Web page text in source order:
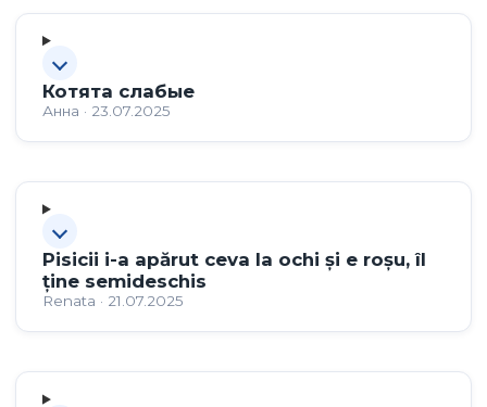
Котята слабые
Анна · 23.07.2025
Pisicii i-a apărut ceva la ochi și e roșu, îl
ține semideschis
Renata · 21.07.2025